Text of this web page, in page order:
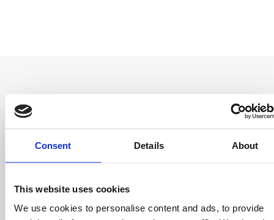
Consent Details About
This website uses cookies
We use cookies to personalise content and ads, to provide
Entérate antes
que nadie
Consigue ofertas especiales, información
sobre eventos, los últimos artículos del blog y
conoce antes que nadie las novedades del